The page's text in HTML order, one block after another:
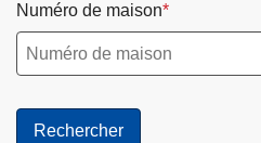
Numéro de maison